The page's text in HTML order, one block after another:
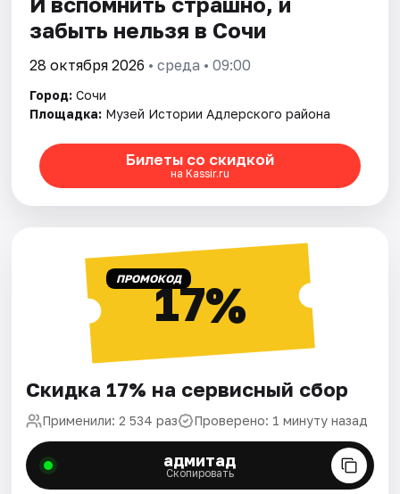
забыть нельзя в Сочи
28 октября 2026 • среда • 09:00
Город: Сочи
Площадка: Музей Истории Адлерского района
Билеты со скидкой
на Kassir.ru
ПРОМОКОД17%
Скидка 17% на сервисный сбор
Применили: 2 534 раз Проверено: 1 минуту назад
адмитад
Скопировать